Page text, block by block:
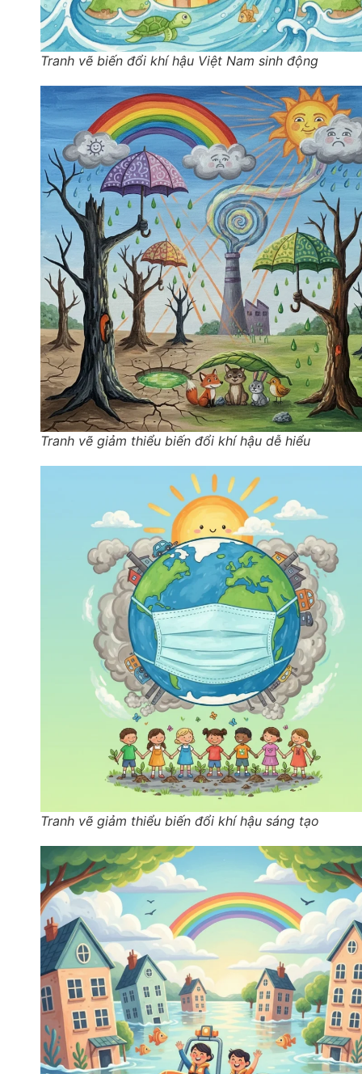
Tranh vẽ biến đổi khí hậu Việt Nam sinh động
Tranh vẽ giảm thiểu biến đổi khí hậu dễ hiểu
Tranh vẽ giảm thiểu biến đổi khí hậu sáng tạo